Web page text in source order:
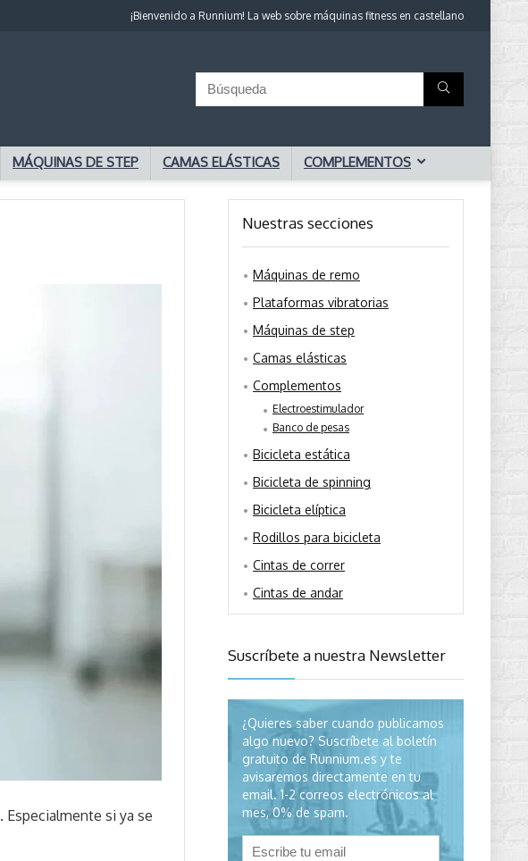
¡Bienvenido a Runnium! La web sobre máquinas fitness en castellano
MÁQUINAS DE STEP CAMAS ELÁSTICAS COMPLEMENTOS
. Especialmente si ya se
Nuestras secciones
Máquinas de remo
Plataformas vibratorias
Máquinas de step
Camas elásticas
Complementos
Electroestimulador
Banco de pesas
Bicicleta estática
Bicicleta de spinning
Bicicleta elíptica
Rodillos para bicicleta
Cintas de correr
Cintas de andar
Suscríbete a nuestra Newsletter
¿Quieres saber cuando publicamos
algo nuevo? Suscríbete al boletín
gratuito de Runnium.es y te
avisaremos directamente en tu
email. 1-2 correos electrónicos al
mes, 0% de spam.